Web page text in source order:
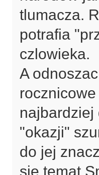
tlumacza.
potrafia
czlowieka.
A
najbardziej
"okazji"
do jej
sie temat